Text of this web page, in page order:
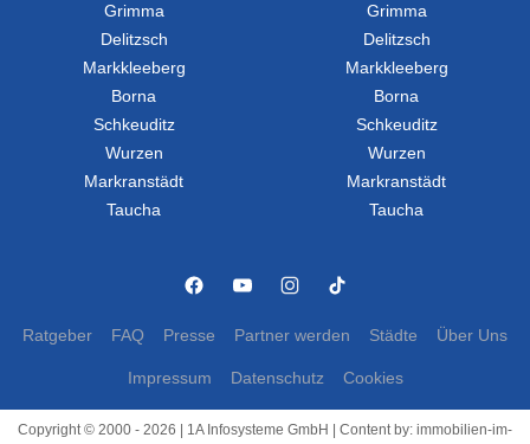
Grimma
Delitzsch
Markkleeberg
Borna
Schkeuditz
Wurzen
Markranstädt
Taucha
Grimma
Delitzsch
Markkleeberg
Borna
Schkeuditz
Wurzen
Markranstädt
Taucha
Ratgeber FAQ Presse Partner werden Städte Über Uns
Impressum Datenschutz Cookies
Copyright © 2000 - 2026 | 1A Infosysteme GmbH | Content by: immobilien-im-